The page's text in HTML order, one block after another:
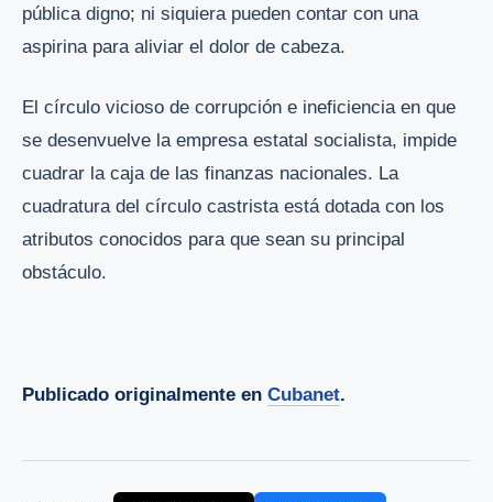
pública digno; ni siquiera pueden contar con una
aspirina para aliviar el dolor de cabeza.
El círculo vicioso de corrupción e ineficiencia en que
se desenvuelve la empresa estatal socialista, impide
cuadrar la caja de las finanzas nacionales. La
cuadratura del círculo castrista está dotada con los
atributos conocidos para que sean su principal
obstáculo.
Publicado originalmente en Cubanet.